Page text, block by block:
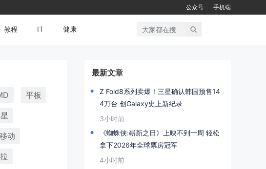
公众号 手机端
教程 IT 健康
平板
动
最新文章
Z Fold8系列卖爆！三星确认韩国预售14
4万台 创Galaxy史上新纪录
3小时前
《蜘蛛侠:崭新之日》上映不到一周 轻松
拿下2026年全球票房冠军
4小时前